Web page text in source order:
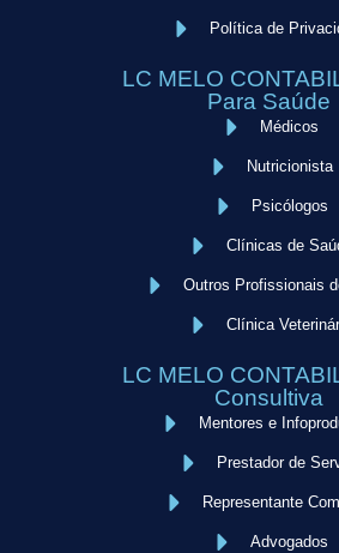
Política de
LC MELO
Para Saúde
Médicos
Nutricionista
Psicólogos
Clínicas de
Outros Profissionais
Clínica
LC MELO
Consultiva
Mentores e
Prestador de
Representante
Advogados